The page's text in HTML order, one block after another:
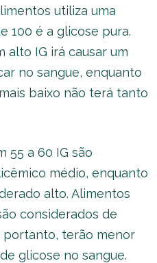
utiliza uma
100 é a glicose pura.
alto IG irá causar um
no sangue, enquanto
baixo não terá tanto
55 a 60 IG são
médio, enquanto
alto. Alimentos
considerados de
portanto, terão menor
glicose no sangue.